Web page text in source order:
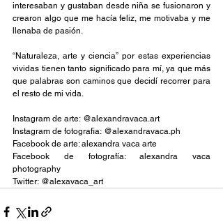
interesaban y gustaban desde niña se fusionaron y
crearon algo que me hacía feliz, me motivaba y me
llenaba de pasión.
“Naturaleza, arte y ciencia” por estas experiencias
vividas tienen tanto significado para mí, ya que más
que palabras son caminos que decidí recorrer para
el resto de mi vida.
Instagram de arte: @alexandravaca.art
Instagram de fotografia: @alexandravaca.ph
Facebook de arte: alexandra vaca arte
Facebook de fotografía: alexandra vaca
photography
Twitter: @alexavaca_art